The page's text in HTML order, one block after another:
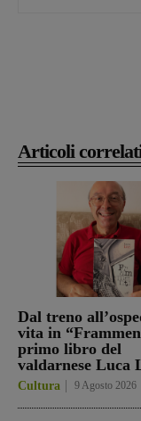
Articoli
Dal treno
vita in
primo libro del
valdarnese Luca
Cultura 9 Agosto 2026